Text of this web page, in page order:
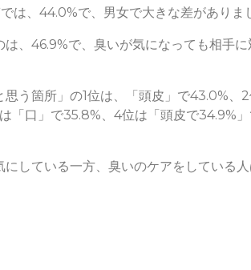
は、44.0%で、男女で大きな差がありま
、46.9%で、臭いが気になっても相手
う箇所」の1位は、「頭皮」で43.0%、2
口」で35.8%、4位は「頭皮で34.9%
している一方、臭いのケアをしている人